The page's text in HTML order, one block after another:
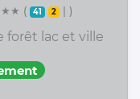
( 41 2 | )
forêt lac et ville